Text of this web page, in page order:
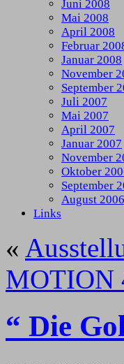
Juni 2008
Mai 2008
April 2008
Februar
Januar 2008
November
September
Juli 2007
Mai 2007
April 2007
Januar 2007
November
Oktober
September
August 2006
Links
«
MOTION
“ Die